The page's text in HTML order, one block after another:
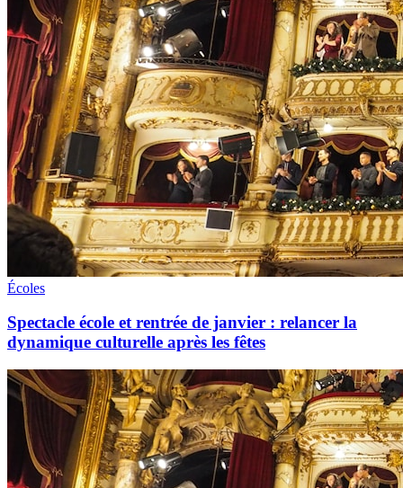
Écoles
Spectacle école et rentrée de janvier : relancer la
dynamique culturelle après les fêtes